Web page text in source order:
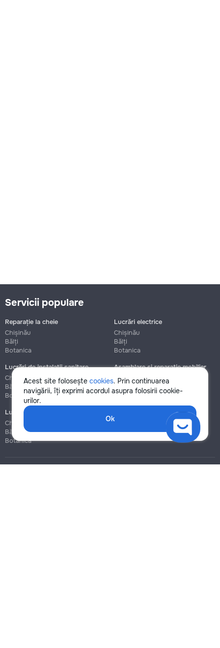
Acest site folosește cookies. Prin continuarea
navigării, îți exprimi acordul asupra folosirii cookie-
urilor.
Ok
Servicii populare
Reparație la cheie
Chișinău
Bălți
Botanica
Lucrări electrice
Chișinău
Bălți
Botanica
Lucrări de instalații sanitare
Chișinău
Bălți
Botanica
Asamblare și reparație mobilier
Chișinău
Botanica
Lucrări de construcție și instalare
Chișinău
Bălți
Botanica